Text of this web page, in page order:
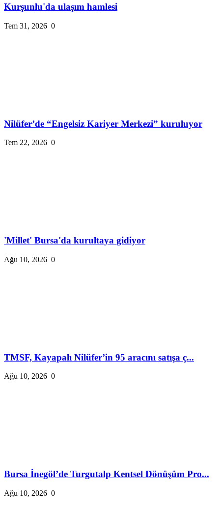
Kurşunlu'da ulaşım hamlesi
Tem 31, 2026 0
Nilüfer’de “Engelsiz Kariyer Merkezi” kuruluyor
Tem 22, 2026 0
'Millet' Bursa'da kurultaya gidiyor
Ağu 10, 2026 0
TMSF, Kayapalı Nilüfer’in 95 aracını satışa ç...
Ağu 10, 2026 0
Bursa İnegöl’de Turgutalp Kentsel Dönüşüm Pro...
Ağu 10, 2026 0